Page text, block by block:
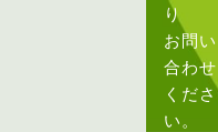
り
お問い
合わせ
くださ
い。